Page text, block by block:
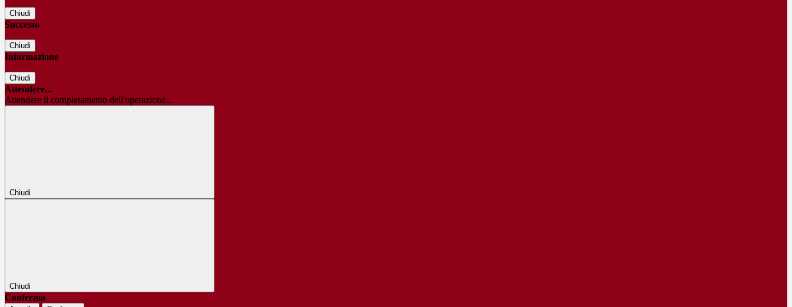
Chiudi
Successo
Chiudi
Informazione
Chiudi
Attendere...
Attendere il completamento dell'operazione...
Chiudi
Chiudi
Conferma